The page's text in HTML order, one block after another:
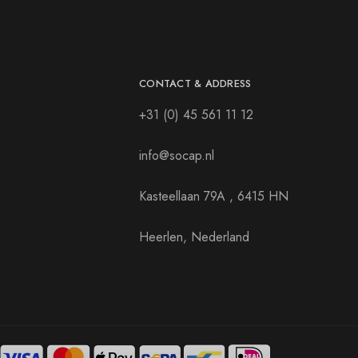
CONTACT & ADDRESS
+31 (0) 45 561 11 12
info@socap.nl
Kasteellaan 79A , 6415 HN
Heerlen, Nederland